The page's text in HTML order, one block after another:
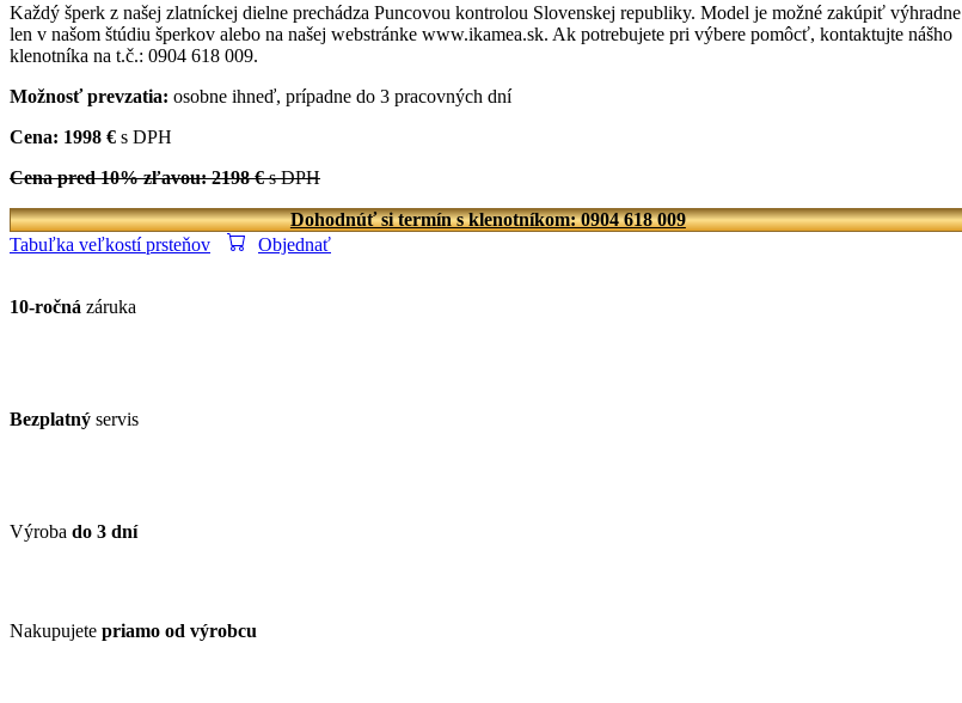
Každý šperk z našej zlatníckej dielne prechádza Puncovou kontrolou Slovenskej republiky. Model je možné zakúpiť výhradne
len v našom štúdiu šperkov alebo na našej webstránke www.ikamea.sk. Ak potrebujete pri výbere pomôcť, kontaktujte nášho
klenotníka na t.č.: 0904 618 009.
Možnosť prevzatia: osobne ihneď, prípadne do 3 pracovných dní
Cena: 1998 € s DPH
Cena pred 10% zľavou: 2198 €s DPH
Dohodnúť si termín s klenotníkom: 0904 618 009
Tabuľka veľkostí prsteňov
Objednať
10-ročná záruka
Bezplatný servis
Výroba do 3 dní
Nakupujete priamo od výrobcu